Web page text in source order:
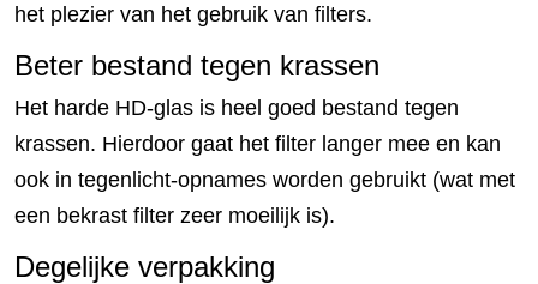
het plezier van het gebruik van filters.
Beter bestand tegen krassen
Het harde HD-glas is heel goed bestand tegen
krassen. Hierdoor gaat het filter langer mee en kan
ook in tegenlicht-opnames worden gebruikt (wat met
een bekrast filter zeer moeilijk is).
Degelijke verpakking